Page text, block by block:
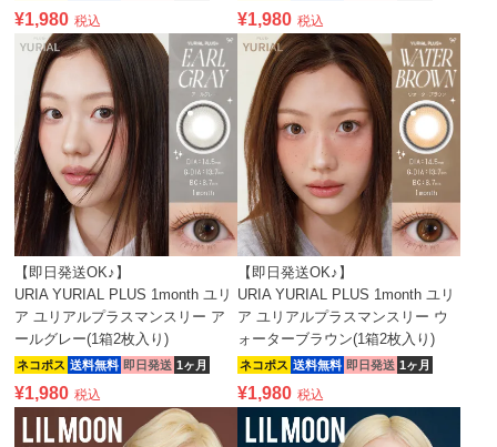
¥1,980 税込 ¥1,980 税込
【即日発送OK♪】
URIA YURIAL PLUS 1month ユリ
ア ユリアルプラスマンスリー ア
ールグレー(1箱2枚入り)
ネコポス 送料無料 即日発送 1ヶ月
¥1,980 税込
【即日発送OK♪】
URIA YURIAL PLUS 1month ユリ
ア ユリアルプラスマンスリー ウ
ォーターブラウン(1箱2枚入り)
ネコポス 送料無料 即日発送 1ヶ月
¥1,980 税込